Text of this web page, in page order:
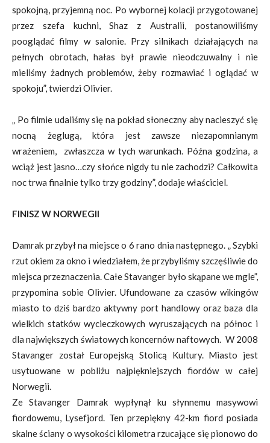
spokojną, przyjemną noc. Po wybornej kolacji przygotowanej
przez szefa kuchni, Shaz z Australii, postanowiliśmy
pooglądać filmy w salonie. Przy silnikach działających na
pełnych obrotach, hałas był prawie nieodczuwalny i nie
mieliśmy żadnych problemów, żeby rozmawiać i oglądać w
spokoju”, twierdzi Olivier.
„ Po filmie udaliśmy się na pokład słoneczny aby nacieszyć się
nocną żeglugą, która jest zawsze niezapomnianym
wrażeniem, zwłaszcza w tych warunkach. Późna godzina, a
wciąż jest jasno…czy słońce nigdy tu nie zachodzi? Całkowita
noc trwa finalnie tylko trzy godziny”, dodaje właściciel.
FINISZ W NORWEGII
Damrak przybył na miejsce o 6 rano dnia następnego. „ Szybki
rzut okiem za okno i wiedziałem, że przybyliśmy szczęśliwie do
miejsca przeznaczenia. Całe Stavanger było skąpane we mgle”,
przypomina sobie Olivier. Ufundowane za czasów wikingów
miasto to dziś bardzo aktywny port handlowy oraz baza dla
wielkich statków wycieczkowych wyruszających na północ i
dla największych światowych koncernów naftowych. W 2008
Stavanger został Europejską Stolicą Kultury. Miasto jest
usytuowane w pobliżu najpiękniejszych fiordów w całej
Norwegii.
Ze Stavanger Damrak wypłynął ku słynnemu masywowi
fiordowemu, Lysefjord. Ten przepiękny 42-km fiord posiada
skalne ściany o wysokości kilometra rzucające się pionowo do